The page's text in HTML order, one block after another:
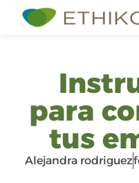
para
tus
Alejandra rodriguez